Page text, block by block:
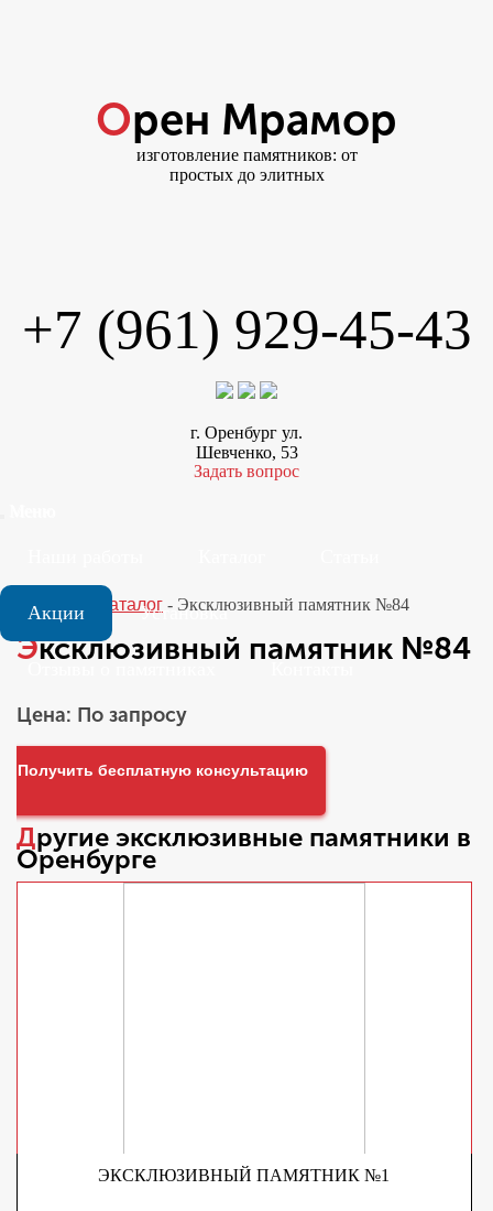
Орен Мрамор
изготовление памятников: от
простых до элитных
+7 (961) 929-45-43
г. Оренбург ул.
Шевченко, 53
Задать вопрос
Акции Установка
Главная Каталог - Эксклюзивный памятник №84
Эксклюзивный памятник №84
Цена: По запросу
Получить бесплатную консультацию
Другие эксклюзивные памятники в
Оренбурге
ЭКСКЛЮЗИВНЫЙ ПАМЯТНИК №1